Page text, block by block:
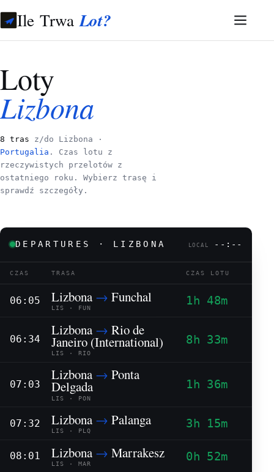
Ile TrwaLot?
Loty
Lizbona
8 tras z/do Lizbona ·
Portugalia . Czas lotu z
rzeczywistych przelotów z
ostatniego roku. Wybierz trasę i
sprawdź szczegóły.
DEPARTURES · LIZBONA LOCAL --:--
CZAS TRASA CZAS LOTU
06:05 Lizbona → Funchal
LIS · FUN
1h 48m
06:34
Lizbona → Rio de
Janeiro (International)
LIS · RIO
8h 33m
07:03
Lizbona → Ponta
Delgada
LIS · PON
1h 36m
07:32 Lizbona → Palanga
LIS · PLQ
3h 15m
08:01 Lizbona → Marrakesz
LIS · MAR
0h 52m